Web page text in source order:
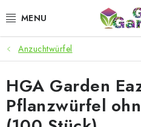
Inhalt
ANGEBOTE
LED PFLANZENLAMPEN
ANBAUBEDARF FÜR DEN
Anzuchtwürfel
HGA Garden
Pflanzwürfel